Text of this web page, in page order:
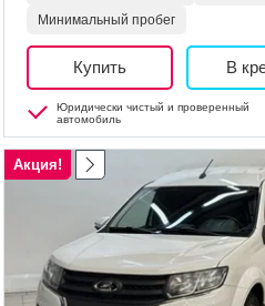
Минимальный пробег
Купить В
Юридически чистый и проверенный
автомобиль
Акция!